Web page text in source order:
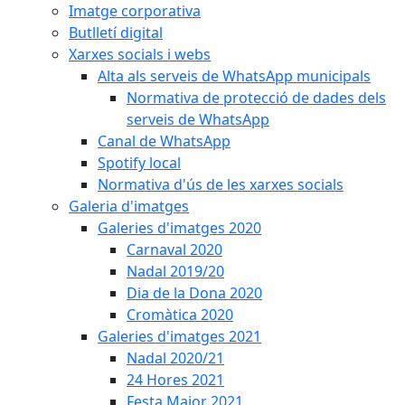
Imatge corporativa
Butlletí digital
Xarxes socials i webs
Alta als serveis de WhatsApp municipals
Normativa de protecció de dades dels
serveis de WhatsApp
Canal de WhatsApp
Spotify local
Normativa d'ús de les xarxes socials
Galeria d'imatges
Galeries d'imatges 2020
Carnaval 2020
Nadal 2019/20
Dia de la Dona 2020
Cromàtica 2020
Galeries d'imatges 2021
Nadal 2020/21
24 Hores 2021